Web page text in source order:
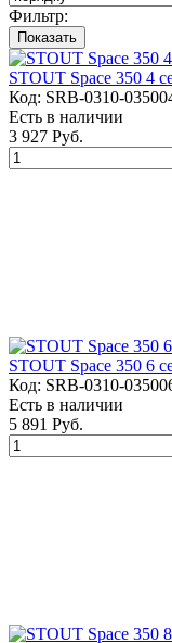
Фильтр:
Показать
STOUT Space 350 4
Код: SRB-0310-
Есть в наличии
3 927 Руб.
STOUT Space 350 6
Код: SRB-0310-
Есть в наличии
5 891 Руб.